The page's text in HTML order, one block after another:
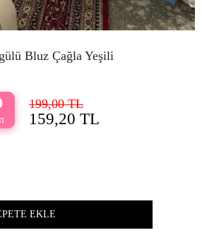
Bluz Çağla Yeşili
199,00 TL
159,20 TL